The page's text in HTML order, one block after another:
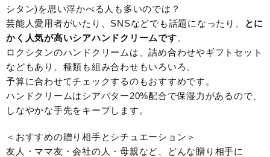
シタン)を思い浮かべる人も多いのでは？
芸能人愛用者がいたり、SNSなどでも話題になったり、
とに
かく人気が高いシアハンドクリームです。
ロクシタンのハンドクリームは、詰め合わせやギフトセット
などもあり、種類も組み合わせもいろいろ。
予算に合わせてチェックするのもおすすめです。
ハンドクリームはシアバター20%配合で保湿力があるので、
しなやかな手先をキープします。
＜おすすめの贈り相手とシチュエーション＞
友人・ママ友・会社の人・母親など、どんな贈り相手に